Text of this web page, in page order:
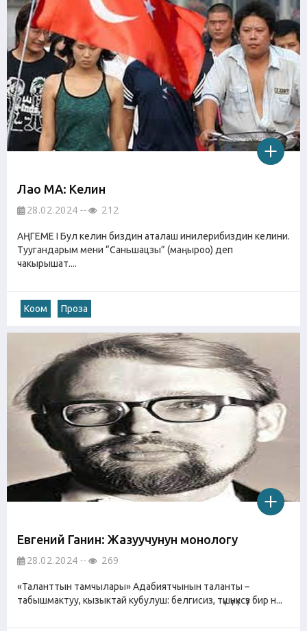
Лао МА: Келин
28.02.2024 212
АҢГЕМЕ I Бул келин биздин аталаш инилерибиздин келини.
Туугандарым мени “Саньшацзы” (маңыроо) деп
чакырышат....
Коом Проза
Евгений Ганин: Жазуучунун монологу
28.02.2024 269
«Таланттын тамчылары» Адабиятчынын таланты –
табышмактуу, кызыктай кубулуш: белгисиз, түшүнүксүз бир н...